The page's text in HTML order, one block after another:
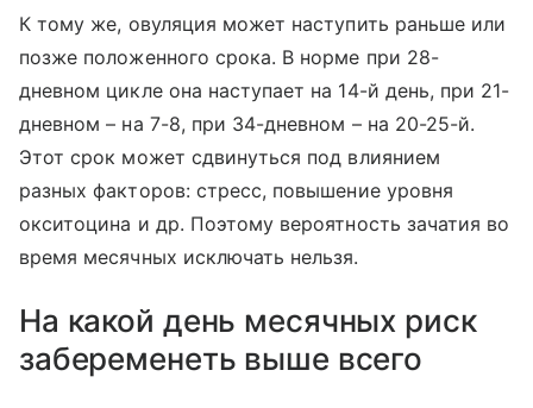
К тому же, овуляция может наступить раньше или
позже положенного срока. В норме при 28-
дневном цикле она наступает на 14-й день, при 21-
дневном – на 7-8, при 34-дневном – на 20-25-й.
Этот срок может сдвинуться под влиянием
разных факторов: стресс, повышение уровня
окситоцина и др. Поэтому вероятность зачатия во
время месячных исключать нельзя.
На какой день месячных риск
забеременеть выше всего